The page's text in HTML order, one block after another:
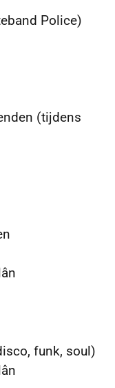
Police)
(tijdens
funk, soul)